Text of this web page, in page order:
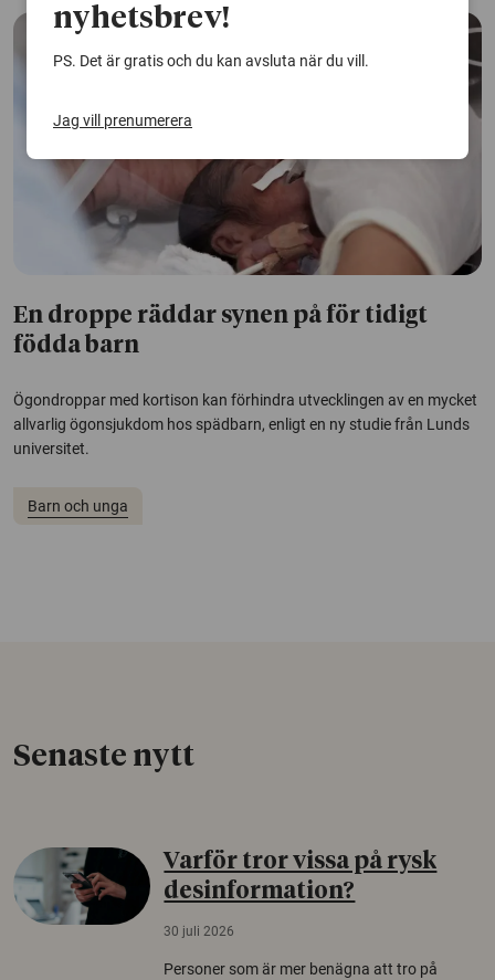
En droppe räddar synen på för tidigt
födda barn
Ögondroppar med kortison kan förhindra utvecklingen av en mycket
allvarlig ögonsjukdom hos spädbarn, enligt en ny studie från Lunds
universitet.
Barn och unga
Senaste nytt
Varför tror vissa på rysk
desinformation?
30 juli 2026
Personer som är mer benägna att tro på
nyhetsbrev!
PS. Det är gratis och du kan avsluta när du vill.
Jag vill prenumerera